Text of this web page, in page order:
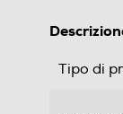
Tipo di